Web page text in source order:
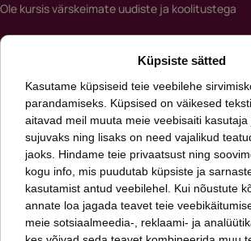
Ole kursis värskeimate uudiste ja koolitustega
Päringut saates nõustud meie
Oleme talentide leidmise ja arendamise ning
Aitame kasvada sinul ja sinu organisatsioonil. Meid
inimestel ja mis seisus on sinu organisatsioon.
Küpsiste sätted
Kasutame küpsiseid teie veebilehe
parandamiseks. Küpsised on väikesed
aitavad meil muuta meie veebisaiti
sujuvaks ning lisaks on need vajalikud
jaoks. Hindame teie privaatsust ning
kogu info, mis puudutab küpsiste ja
kasutamist antud veebilehel. Kui nõustute
annate loa jagada teavet teie
meie sotsiaalmeedia-, reklaami- ja